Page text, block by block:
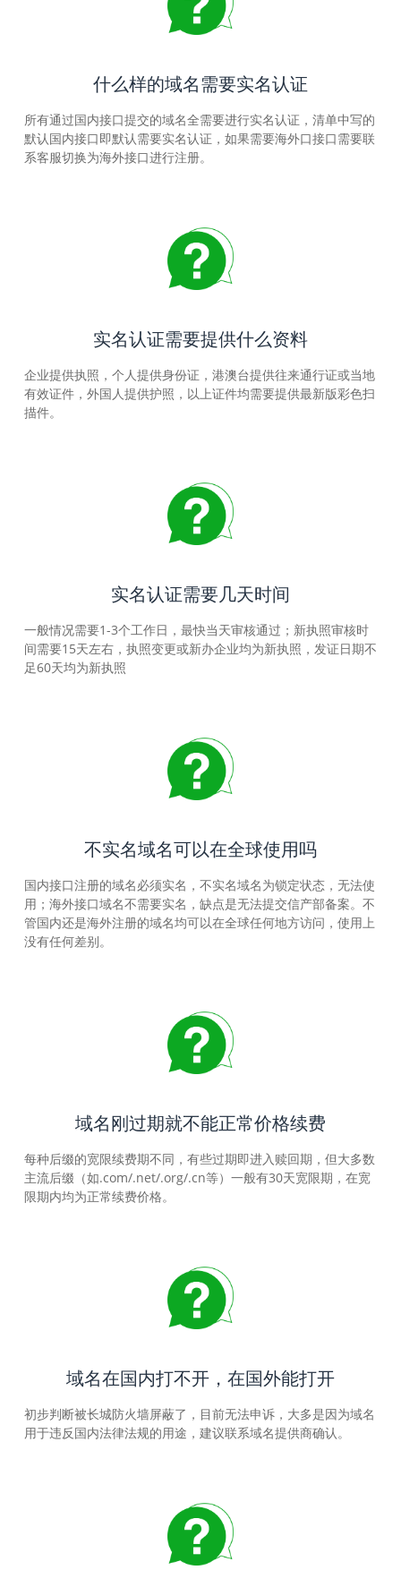
什么样的域名需要实名认证
所有通过国内接口提交的域名全需要进行实名认证，清单中写的
默认国内接口即默认需要实名认证，如果需要海外口接口需要联
系客服切换为海外接口进行注册。
实名认证需要提供什么资料
企业提供执照，个人提供身份证，港澳台提供往来通行证或当地
有效证件，外国人提供护照，以上证件均需要提供最新版彩色扫
描件。
实名认证需要几天时间
一般情况需要1-3个工作日，最快当天审核通过；新执照审核时
间需要15天左右，执照变更或新办企业均为新执照，发证日期不
足60天均为新执照
不实名域名可以在全球使用吗
国内接口注册的域名必须实名，不实名域名为锁定状态，无法使
用；海外接口域名不需要实名，缺点是无法提交信产部备案。不
管国内还是海外注册的域名均可以在全球任何地方访问，使用上
没有任何差别。
域名刚过期就不能正常价格续费
每种后缀的宽限续费期不同，有些过期即进入赎回期，但大多数
主流后缀（如.com/.net/.org/.cn等）一般有30天宽限期，在宽
限期内均为正常续费价格。
域名在国内打不开，在国外能打开
初步判断被长城防火墙屏蔽了，目前无法申诉，大多是因为域名
用于违反国内法律法规的用途，建议联系域名提供商确认。